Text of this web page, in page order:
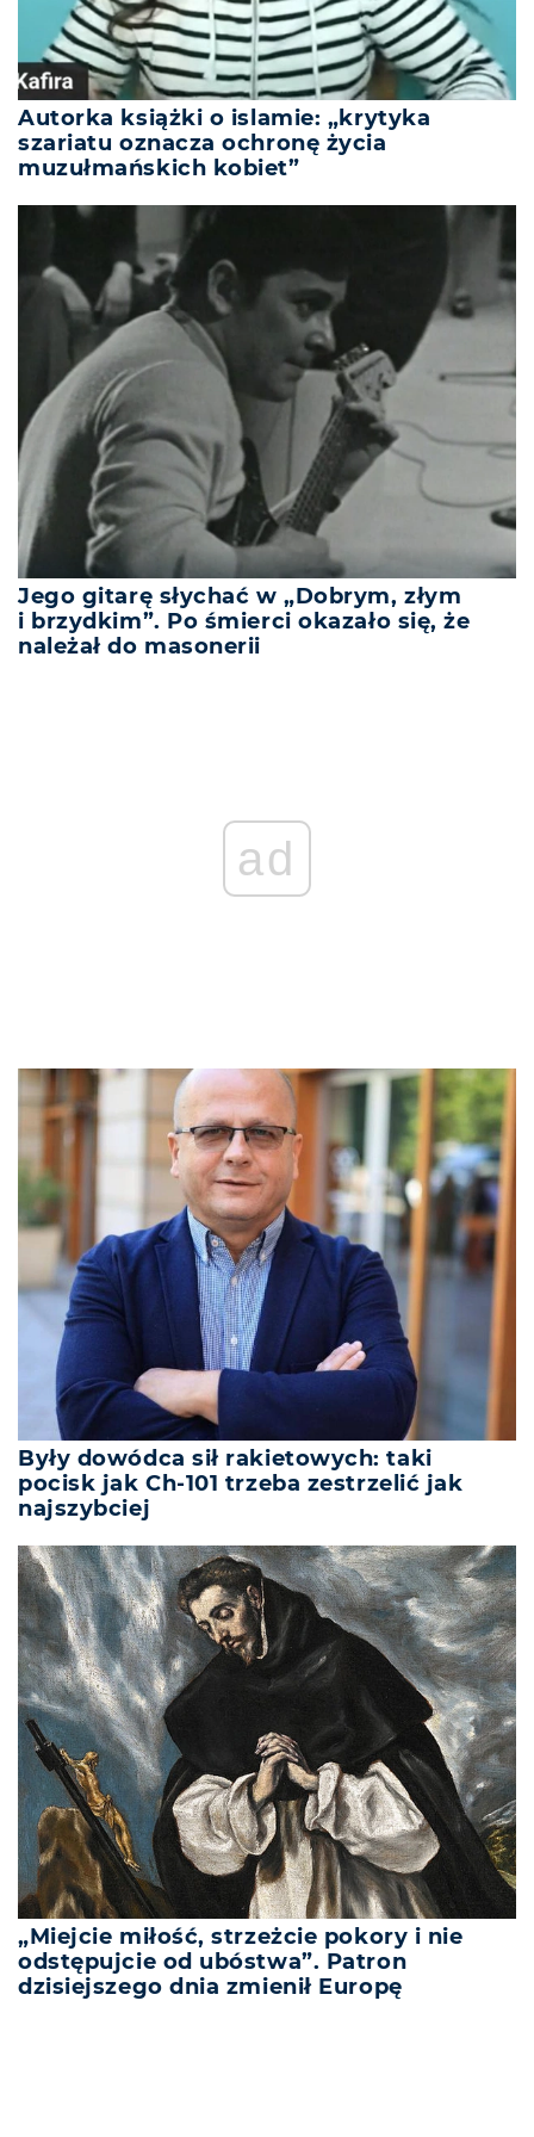
Autorka książki o islamie: „krytyka
szariatu oznacza ochronę życia
muzułmańskich kobiet”
Jego gitarę słychać w „Dobrym, złym
i brzydkim”. Po śmierci okazało się, że
należał do masonerii
ad
Były dowódca sił rakietowych: taki
pocisk jak Ch-101 trzeba zestrzelić jak
najszybciej
„Miejcie miłość, strzeżcie pokory i nie
odstępujcie od ubóstwa”. Patron
dzisiejszego dnia zmienił Europę